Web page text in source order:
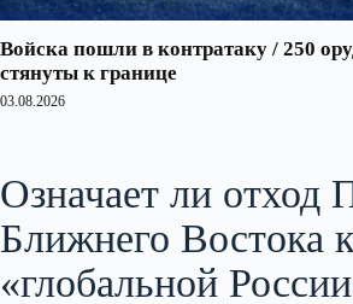
Войска пошли в контратаку / 250
стянуты к границе
03.08.2026
Означает ли отход
Ближнего Востока
«глобальной